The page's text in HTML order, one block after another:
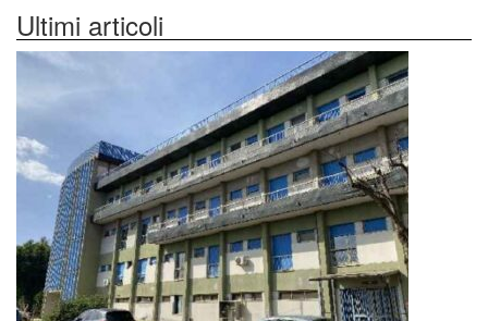
Ultimi articoli